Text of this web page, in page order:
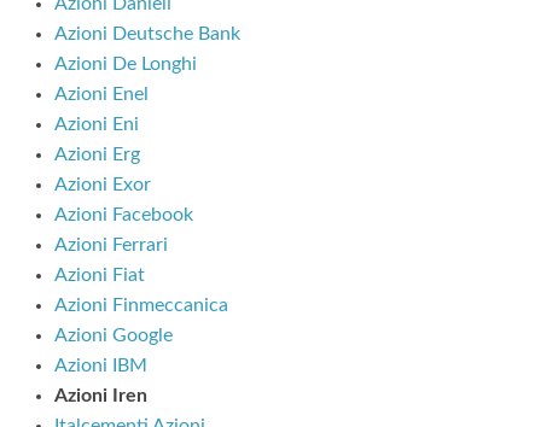
Azioni Danieli
Azioni Deutsche Bank
Azioni De Longhi
Azioni Enel
Azioni Eni
Azioni Erg
Azioni Exor
Azioni Facebook
Azioni Ferrari
Azioni Fiat
Azioni Finmeccanica
Azioni Google
Azioni IBM
Azioni Iren